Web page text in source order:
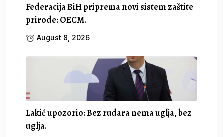
Federacija BiH priprema novi sistem zaštite
prirode: OECM.
August 8, 2026
Lakić upozorio: Bez rudara nema uglja, bez
uglja.